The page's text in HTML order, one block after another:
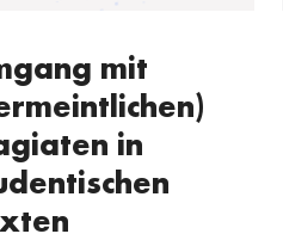
mit
in